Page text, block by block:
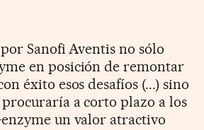
Sanofi Aventis no sólo
en posición de remontar
éxito esos desafíos (...) sino
a corto plazo a los
un valor atractivo